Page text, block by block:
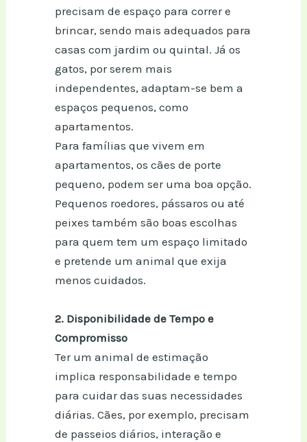
precisam de espaço para correr e
brincar, sendo mais adequados para
casas com jardim ou quintal. Já os
gatos, por serem mais
independentes, adaptam-se bem a
espaços pequenos, como
apartamentos.
Para famílias que vivem em
apartamentos, os cães de porte
pequeno, podem ser uma boa opção.
Pequenos roedores, pássaros ou até
peixes também são boas escolhas
para quem tem um espaço limitado
e pretende um animal que exija
menos cuidados.
2. Disponibilidade de Tempo e
Compromisso
Ter um animal de estimação
implica responsabilidade e tempo
para cuidar das suas necessidades
diárias. Cães, por exemplo, precisam
de passeios diários, interação e